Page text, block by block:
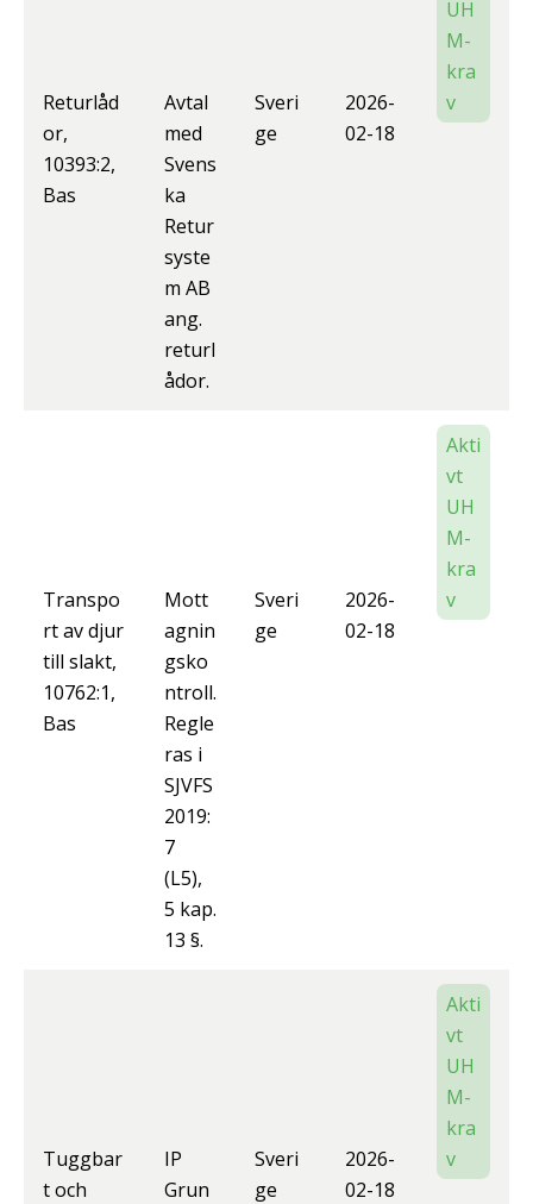
Returlåd
or,
10393:2,
Bas
Avtal
med
Svens
ka
Retur
syste
m AB
ang.
returl
ådor.
Sveri
ge
2026-
02-18
UH
M-
kra
v
Transpo
rt av djur
till slakt,
10762:1,
Bas
Mott
agnin
gsko
ntroll.
Regle
ras i
SJVFS
2019:
7
(L5),
5 kap.
13 §.
Sveri
ge
2026-
02-18
Akti
vt
UH
M-
kra
v
Tuggbar
t och
IP
Grun
Sveri
ge
2026-
02-18
Akti
vt
UH
M-
kra
v